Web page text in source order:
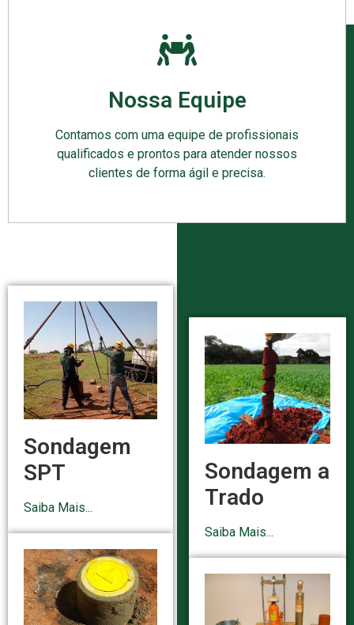
Nossa Equipe
Contamos com uma equipe de profissionais
qualificados e prontos para atender nossos
clientes de forma ágil e precisa.
Sondagem
SPT
Saiba Mais...
Sondagem a
Trado
Saiba Mais...